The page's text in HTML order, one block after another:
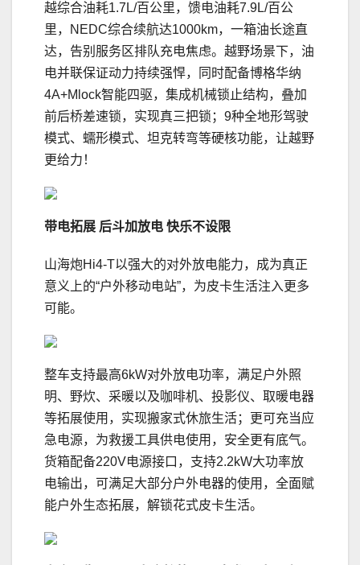
越综合油耗1.7L/百公里，馈电油耗7.9L/百公
里，NEDC综合续航达1000km，一箱油长途直
达，告别服务区排队充电焦虑。越野场景下，油
电并联保证动力持续强悍，同时配备博格华纳
4A+Mlock智能四驱，集成机械锁止结构，叠加
前后桥差速锁，实现真三把锁；9种全地形驾驶
模式、蠕形模式、坦克转弯等硬核功能，让越野
更给力！
带电拓展 后斗加放电 快乐不设限
山海炮Hi4-T以强大的对外放电能力，成为真正
意义上的“户外移动电站”，为皮卡生活注入更多
可能。
整车支持最高6kW对外放电功率，满足户外照
明、野炊、采暖以及咖啡机、投影仪、取暖电器
等拓展使用，实现搬家式休旅生活；更可充当应
急电源，为救援工具供电使用，安全更有底气。
货箱配备220V电源接口，支持2.2kW大功率放
电输出，可满足大部分户外电器的使用，全面赋
能户外生态拓展，解锁花式皮卡生活。